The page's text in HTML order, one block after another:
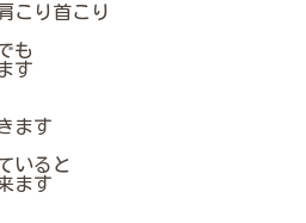
こり首こり
も
す
ます
いると
ます